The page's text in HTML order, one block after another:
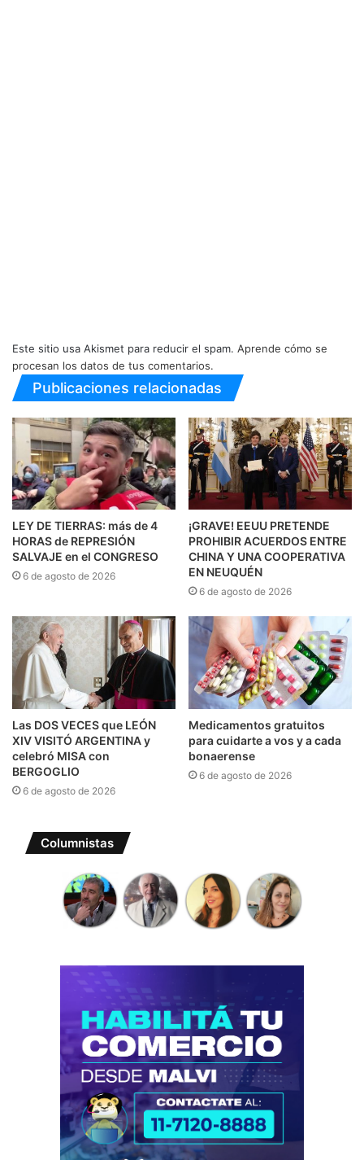
Este sitio usa Akismet para reducir el spam. Aprende cómo se
procesan los datos de tus comentarios.
Publicaciones relacionadas
LEY DE TIERRAS: más de 4
HORAS de REPRESIÓN
SALVAJE en el CONGRESO
6 de agosto de 2026
¡GRAVE! EEUU PRETENDE
PROHIBIR ACUERDOS ENTRE
CHINA Y UNA COOPERATIVA
EN NEUQUÉN
6 de agosto de 2026
Las DOS VECES que LEÓN
XIV VISITÓ ARGENTINA y
celebró MISA con
BERGOGLIO
6 de agosto de 2026
Medicamentos gratuitos
para cuidarte a vos y a cada
bonaerense
6 de agosto de 2026
Columnistas